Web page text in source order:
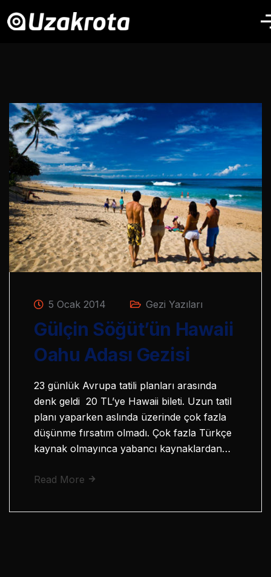
5 Ocak 2014 Gezi Yazıları
Gülçin Söğüt’ün Hawaii
Oahu Adası Gezisi
23 günlük Avrupa tatili planları arasında
denk geldi 20 TL’ye Hawaii bileti. Uzun tatil
planı yaparken aslında üzerinde çok fazla
düşünme fırsatım olmadı. Çok fazla Türkçe
kaynak olmayınca yabancı kaynaklardan…
Read More